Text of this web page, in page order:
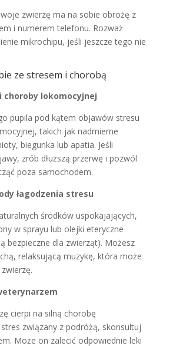
zwierzę ma na sobie obrożę z
i numerem telefonu. Rozważ
mikrochipu, jeśli jeszcze tego nie
ze stresem i chorobą
choroby lokomocyjnej
pupila pod kątem objawów stresu
takich jak nadmierne
biegunka lub apatia. Jeśli
zrób dłuższą przerwę i pozwól
poza samochodem.
łagodzenia stresu
środków uspokajających,
w sprayu lub olejki eteryczne
bezpieczne dla zwierząt). Możesz
relaksującą muzykę, która może
cierpi na silną chorobę
związany z podróżą, skonsultuj
Może on zalecić odpowiednie leki